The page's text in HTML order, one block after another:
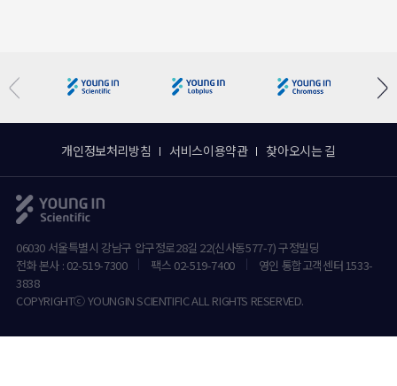
개인정보처리방침 서비스이용약관 찾아오시는 길
06030 서울특별시 강남구 압구정로28길 22(신사동577-7) 구정빌딩
전화 본사 : 02-519-7300
팩스 02-519-7400
영인 통합고객센터 1533-
3838
COPYRIGHTⓒ YOUNGIN SCIENTIFIC ALL RIGHTS RESERVED.